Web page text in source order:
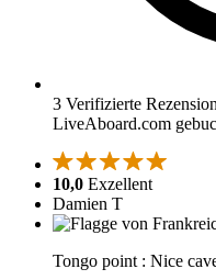
3 Verifizierte
LiveAboard.com
10,0 Exzellent
Damien T
Tongo point : Nice